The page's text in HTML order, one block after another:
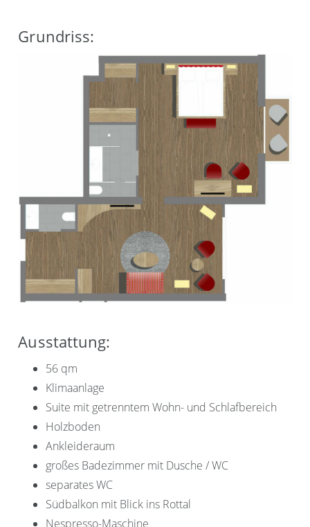
Grundriss:
Ausstattung:
56 qm
Klimaanlage
Suite mit getrenntem Wohn- und Schlafbereich
Holzboden
Ankleideraum
großes Badezimmer mit Dusche / WC
separates WC
Südbalkon mit Blick ins Rottal
Nespresso-Maschine